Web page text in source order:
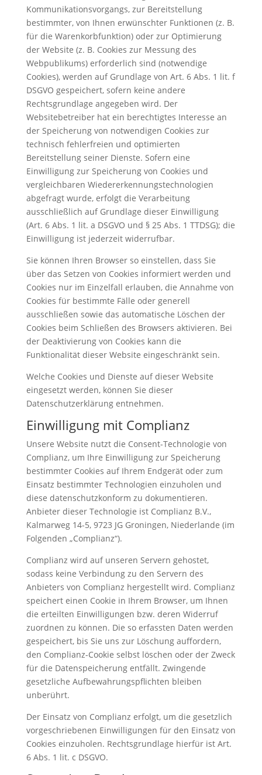
Kommunikationsvorgangs, zur Bereitstellung
bestimmter, von Ihnen erwünschter Funktionen (z. B.
für die Warenkorbfunktion) oder zur Optimierung
der Website (z. B. Cookies zur Messung des
Webpublikums) erforderlich sind (notwendige
Cookies), werden auf Grundlage von Art. 6 Abs. 1 lit. f
DSGVO gespeichert, sofern keine andere
Rechtsgrundlage angegeben wird. Der
Websitebetreiber hat ein berechtigtes Interesse an
der Speicherung von notwendigen Cookies zur
technisch fehlerfreien und optimierten
Bereitstellung seiner Dienste. Sofern eine
Einwilligung zur Speicherung von Cookies und
vergleichbaren Wiedererkennungstechnologien
abgefragt wurde, erfolgt die Verarbeitung
ausschließlich auf Grundlage dieser Einwilligung
(Art. 6 Abs. 1 lit. a DSGVO und § 25 Abs. 1 TTDSG); die
Einwilligung ist jederzeit widerrufbar.
Sie können Ihren Browser so einstellen, dass Sie
über das Setzen von Cookies informiert werden und
Cookies nur im Einzelfall erlauben, die Annahme von
Cookies für bestimmte Fälle oder generell
ausschließen sowie das automatische Löschen der
Cookies beim Schließen des Browsers aktivieren. Bei
der Deaktivierung von Cookies kann die
Funktionalität dieser Website eingeschränkt sein.
Welche Cookies und Dienste auf dieser Website
eingesetzt werden, können Sie dieser
Datenschutzerklärung entnehmen.
Einwilligung mit Complianz
Unsere Website nutzt die Consent-Technologie von
Complianz, um Ihre Einwilligung zur Speicherung
bestimmter Cookies auf Ihrem Endgerät oder zum
Einsatz bestimmter Technologien einzuholen und
diese datenschutzkonform zu dokumentieren.
Anbieter dieser Technologie ist Complianz B.V.,
Kalmarweg 14-5, 9723 JG Groningen, Niederlande (im
Folgenden „Complianz“).
Complianz wird auf unseren Servern gehostet,
sodass keine Verbindung zu den Servern des
Anbieters von Complianz hergestellt wird. Complianz
speichert einen Cookie in Ihrem Browser, um Ihnen
die erteilten Einwilligungen bzw. deren Widerruf
zuordnen zu können. Die so erfassten Daten werden
gespeichert, bis Sie uns zur Löschung auffordern,
den Complianz-Cookie selbst löschen oder der Zweck
für die Datenspeicherung entfällt. Zwingende
gesetzliche Aufbewahrungspflichten bleiben
unberührt.
Der Einsatz von Complianz erfolgt, um die gesetzlich
vorgeschriebenen Einwilligungen für den Einsatz von
Cookies einzuholen. Rechtsgrundlage hierfür ist Art.
6 Abs. 1 lit. c DSGVO.